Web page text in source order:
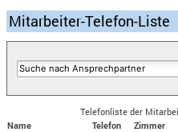
Mitarbeiter-Telefon-Liste
Telefonliste der
Name
Telefon Zimmer